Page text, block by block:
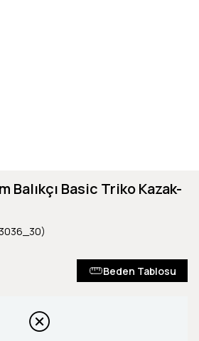
Balıkçı Basic Triko Kazak-
Beden Tablosu